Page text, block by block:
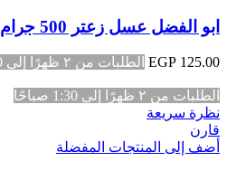
ابو الفضل عسل زعتر 500 جرام
EGP 125.00 الطلبات من ٢ ظهرًا إلى 1:30 صباحًا
الطلبات من ٢ ظهرًا إلى 1:30 صباحًا
نظرة سريعة
قارن
أضف إلى المنتجات المفضلة